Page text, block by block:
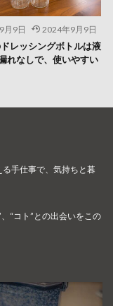
月9日 2024年9月9日
レッシングボトルは液
れなしで、使いやすい
手仕事で、 気持ちと暮
“コト”との出会いをこの